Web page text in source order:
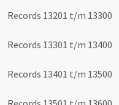
Records 13201 t/m 13300
Records 13301 t/m 13400
Records 13401 t/m 13500